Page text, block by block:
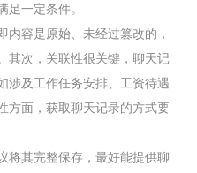
一定条件。
内容是原始、未经过篡改的，
其次，关联性很关键，聊天记
涉及工作任务安排、工资待遇
方面，获取聊天记录的方式要
将其完整保存，最好能提供聊